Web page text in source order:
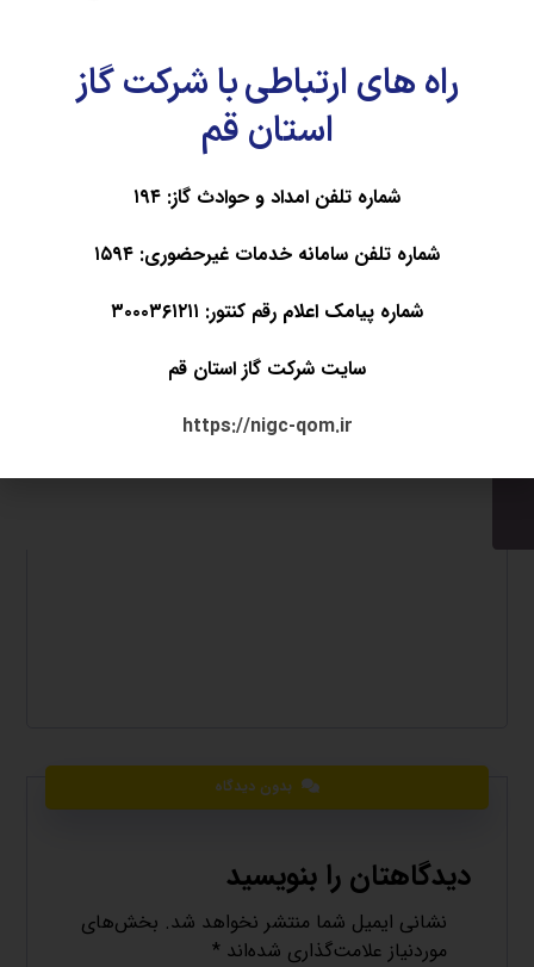
نفر اول مهدیس فشمی- شرکت گاز زنجان
نفر دوم مرضیه انصاری- شرکت گاز اصفهان
نفر سوم مبینا شاه‌کرمی- شرکت گاز لرستان
سپتامبر ۳, ۲۰۲۵
نوشته های مرتبط ...
بدون دیدگاه
دیدگاهتان را بنویسید
نشانی ایمیل شما منتشر نخواهد شد. بخش‌های
موردنیاز علامت‌گذاری شده‌اند*
راه های ارتباطی با شرکت گاز
استان قم
شماره تلفن امداد و حوادث گاز: ۱۹۴
شماره تلفن سامانه خدمات غیرحضوری: ۱۵۹۴
شماره پیامک اعلام رقم کنتور: ۳۰۰۰۳۶۱۲۱۱
سایت شرکت گاز استان قم
https://nigc-qom.ir